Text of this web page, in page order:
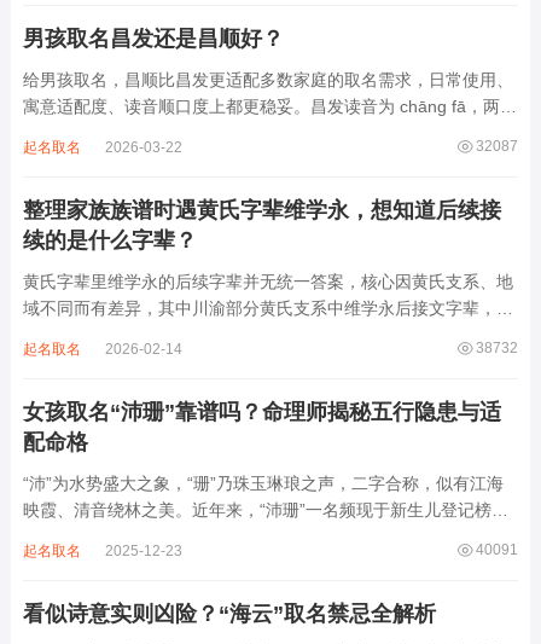
男孩取名昌发还是昌顺好？
给男孩取名，昌顺比昌发更适配多数家庭的取名需求，日常使用、
寓意适配度、读音顺口度上都更稳妥。昌发读音为 chāng fā，两个
离叫名字时辨识度不高。昌字本义为兴盛、繁茂，发字核心指向发
32087
起名取名 2026-03-22
整理家族族谱时遇黄氏字辈维学永，想知道后续接
续的是什么字辈？
黄氏字辈里维学永的后续字辈并无统一答案，核心因黄氏支系、地
域不同而有差异，其中川渝部分黄氏支系中维学永后接文字辈，完
某支系的续修字辈，在安岳、岳池一带的黄氏族谱里能明确查到，
38732
起名取名 2026-02-14
女孩取名“沛珊”靠谱吗？命理师揭秘五行隐患与适
配命格
“沛”为水势盛大之象，“珊”乃珠玉琳琅之声，二字合称，似有江海
映霞、清音绕林之美。近年来，“沛珊”一名频现于新生儿登记榜
雅符号，实为命理五行流转之枢纽。一字之选，关乎气场平衡。沛
40091
起名取名 2025-12-23
看似诗意实则凶险？“海云”取名禁忌全解析